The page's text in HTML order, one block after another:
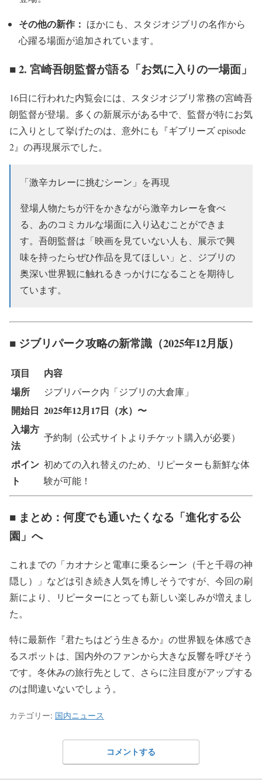
その他の新作： ほかにも、スタジオジブリの名作から
心躍る場面が追加されています。
■ 2. 宮崎吾朗監督が語る「お気に入りの一場面」
16日に行われた内覧会には、スタジオジブリ常務の宮崎吾
朗監督が登場。多くの新展示がある中で、監督が特にお気
に入りとして挙げたのは、意外にも『ギブリーズ episode
2』の再現展示でした。
「激辛カレーに挑むシーン」を再現
登場人物たちが汗をかきながら激辛カレーを食べ
る、あのコミカルな場面に入り込むことができま
す。吾朗監督は「映画を見ていない人も、展示で興
味を持ったらぜひ作品を見てほしい」と、ジブリの
奥深い世界観に触れるきっかけになることを期待し
ています。
■ ジブリパーク攻略の新常識（2025年12月版）
項目
内容
場所
ジブリパーク内「ジブリの大倉庫」
開始日 2025年12月17日（水）〜
入場方
法
予約制（公式サイトよりチケット購入が必要）
ポイン
ト
初めての入れ替えのため、リピーターも新鮮な体
験が可能！
■ まとめ：何度でも通いたくなる「進化する公
園」へ
これまでの「カオナシと電車に乗るシーン（千と千尋の神
隠し）」などは引き続き人気を博しそうですが、今回の刷
新により、リピーターにとっても新しい楽しみが増えまし
た。
特に最新作『君たちはどう生きるか』の世界観を体感でき
るスポットは、国内外のファンから大きな反響を呼びそう
です。冬休みの旅行先として、さらに注目度がアップする
のは間違いないでしょう。
カテゴリー: 国内ニュース
コメントする